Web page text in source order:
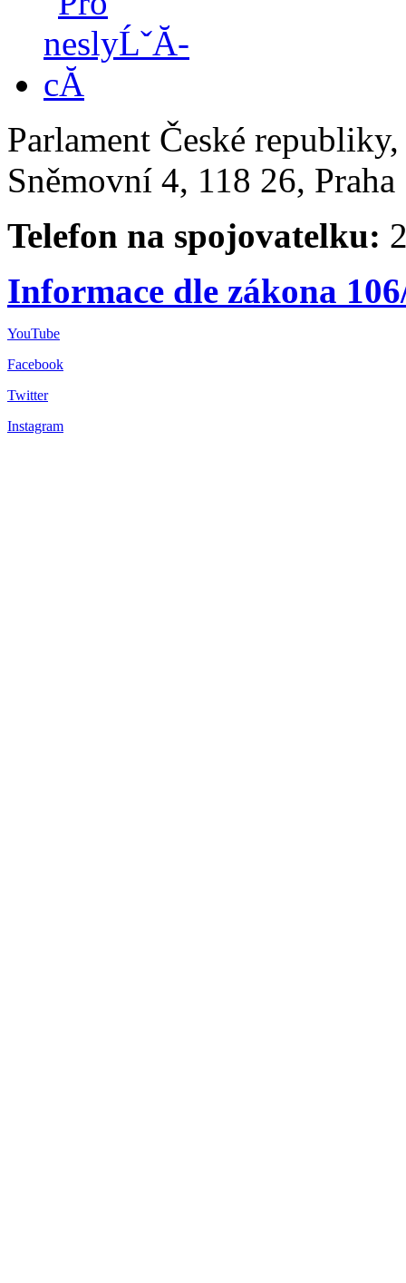
Parlament České
Sněmovní 4, 118 26,
Telefon na spojovatelku:
Informace dle zákona
YouTube
Facebook
Twitter
Instagram